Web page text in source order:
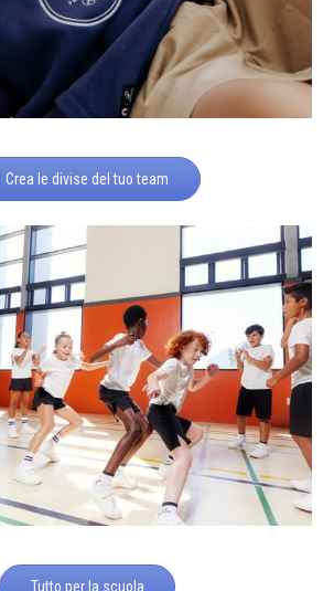
Crea le divise del tuo team
Tutto per la scuola